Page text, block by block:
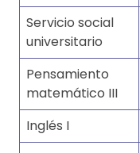
Servicio social
universitario
Pensamiento
matemático III
Inglés I